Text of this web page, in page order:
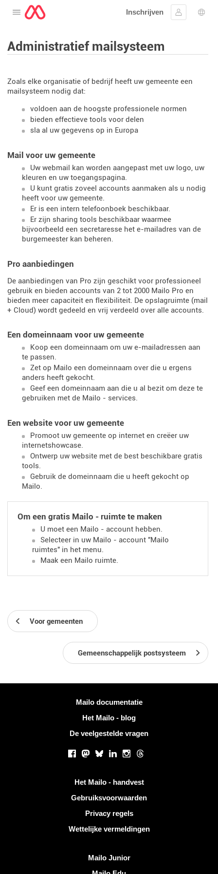
Open het menu
Inschrijven
Aanmelden
Taal
Administratief mailsysteem
Zoals elke organisatie of bedrijf heeft uw gemeente een
mailsysteem nodig dat:
voldoen aan de hoogste professionele normen
bieden effectieve tools voor delen
sla al uw gegevens op in Europa
Mail voor uw gemeente
Uw webmail kan worden aangepast met uw logo, uw
kleuren en uw toegangspagina.
U kunt gratis zoveel accounts aanmaken als u nodig
heeft voor uw gemeente.
Er is een intern telefoonboek beschikbaar.
Er zijn sharing tools beschikbaar waarmee
bijvoorbeeld een secretaresse het e-mailadres van de
burgemeester kan beheren.
Pro aanbiedingen
De aanbiedingen van Pro zijn geschikt voor professioneel
gebruik en bieden accounts van 2 tot 2000 Mailo Pro en
bieden meer capaciteit en flexibiliteit. De opslagruimte (mail
+ Cloud) wordt gedeeld en vrij verdeeld over alle accounts.
Een domeinnaam voor uw gemeente
Koop een domeinnaam om uw e-mailadressen aan
te passen.
Zet op Mailo een domeinnaam over die u ergens
anders heeft gekocht.
Geef een domeinnaam aan die u al bezit om deze te
gebruiken met de Mailo - services.
Een website voor uw gemeente
Promoot uw gemeente op internet en creëer uw
internetshowcase.
Ontwerp uw website met de best beschikbare gratis
tools.
Gebruik de domeinnaam die u heeft gekocht op
Mailo.
Om een ​​gratis Mailo - ruimte te maken
U moet een Mailo - account hebben.
Selecteer in uw Mailo - account "Mailo
ruimtes" in het menu.
Maak een Mailo ruimte.
Voor gemeenten
Gemeenschappelijk postsysteem
Mailo documentatie
Het Mailo - blog
De veelgestelde vragen
Facebook
Mastodon
BlueskyLinkedInInstagram
Threads
Het Mailo - handvest
Gebruiksvoorwaarden
Privacy regels
Wettelijke vermeldingen
Mailo Junior